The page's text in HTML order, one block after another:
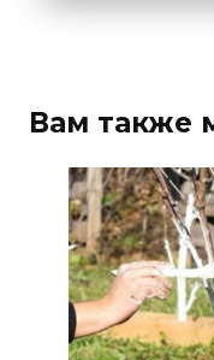
Вам также